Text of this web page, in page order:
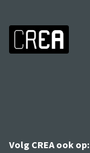
Volg CREA ook op: